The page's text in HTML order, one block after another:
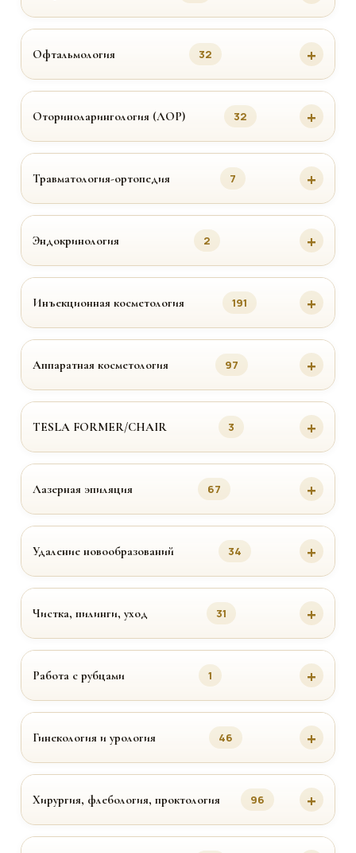
Офтальмология 32
Оториноларингология (ЛОР) 32
Травматология-ортопедия 7
Эндокринология 2
Инъекционная косметология 191
Аппаратная косметология 97
TESLA FORMER/CHAIR 3
Лазерная эпиляция 67
Удаление новообразований 34
Чистка, пилинги, уход 31
Работа с рубцами 1
Гинекология и урология 46
Хирургия, флебология, проктология 96